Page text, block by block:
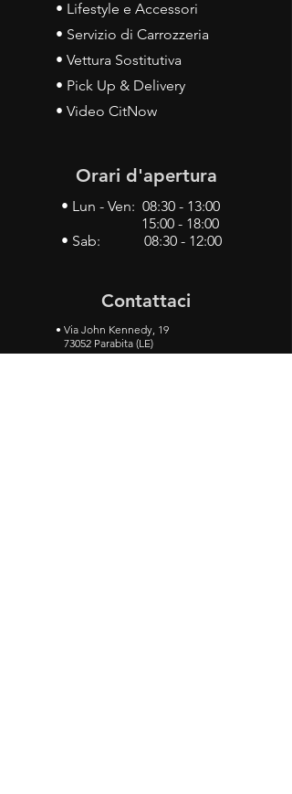
• Lifestyle e Accessori
• Servizio di Carrozzeria
• Vettura Sostitutiva
• Pick Up & Delivery
• Video CitNow
Orari d'apertura
• Lun - Ven: 08:30 - 13:00
15:00 - 18:00
• Sab: 08:30 - 12:00
Contattaci
• Via John Kennedy, 19
73052 Parabita (LE)